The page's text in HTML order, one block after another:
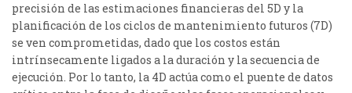
precisión de las estimaciones financieras del 5D y la
planificación de los ciclos de mantenimiento futuros (7D)
se ven comprometidas, dado que los costos están
intrínsecamente ligados a la duración y la secuencia de
ejecución. Por lo tanto, la 4D actúa como el puente de datos